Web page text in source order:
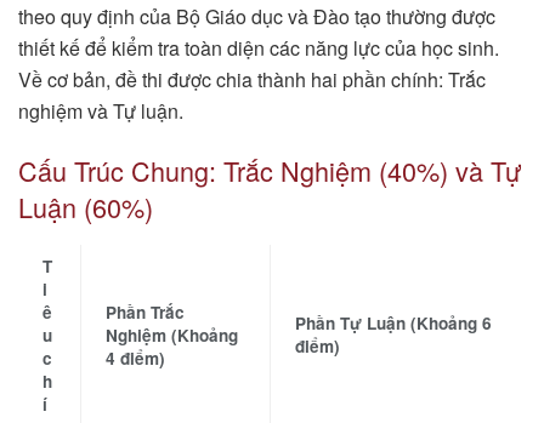
theo quy định của Bộ Giáo dục và Đào tạo thường được
thiết kế để kiểm tra toàn diện các năng lực của học sinh.
Về cơ bản, đề thi được chia thành hai phần chính: Trắc
nghiệm và Tự luận.
Cấu Trúc Chung: Trắc Nghiệm (40%) và Tự
Luận (60%)
T
i
ê
u
c
h
í
Phần Trắc
Nghiệm (Khoảng
4 điểm)
Phần Tự Luận (Khoảng 6
điểm)